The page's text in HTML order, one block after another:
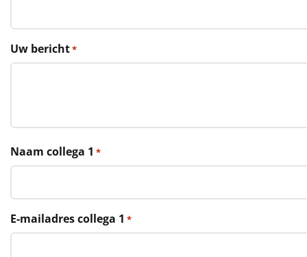
€100 en hoger
Alle kerstpakketten 2026
Rituals
Mannen
Uw bericht*
Naam collega 1 *
E-mailadres collega 1 *